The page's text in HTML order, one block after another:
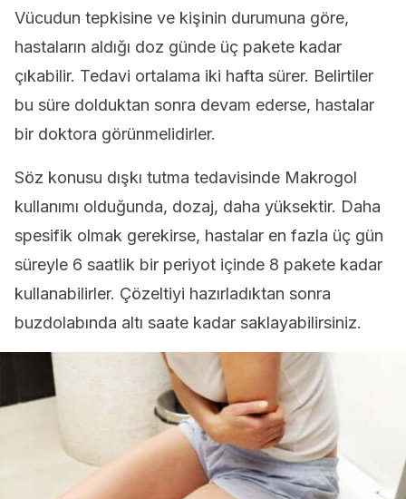
Vücudun tepkisine ve kişinin durumuna göre,
hastaların aldığı doz günde üç pakete kadar
çıkabilir. Tedavi ortalama iki hafta sürer. Belirtiler
bu süre dolduktan sonra devam ederse, hastalar
bir doktora görünmelidirler.
Söz konusu dışkı tutma tedavisinde Makrogol
kullanımı olduğunda, dozaj, daha yüksektir. Daha
spesifik olmak gerekirse, hastalar en fazla üç gün
süreyle 6 saatlik bir periyot içinde 8 pakete kadar
kullanabilirler. Çözeltiyi hazırladıktan sonra
buzdolabında altı saate kadar saklayabilirsiniz.